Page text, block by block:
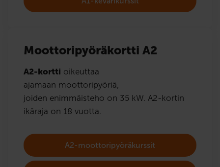
Moottoripyöräkortti A2
A2-kortti oikeuttaa
ajamaan moottoripyöriä,
joiden enimmäisteho on 35 kW. A2-kortin
ikäraja on 18 vuotta.
A2-moottoripyöräkurssit